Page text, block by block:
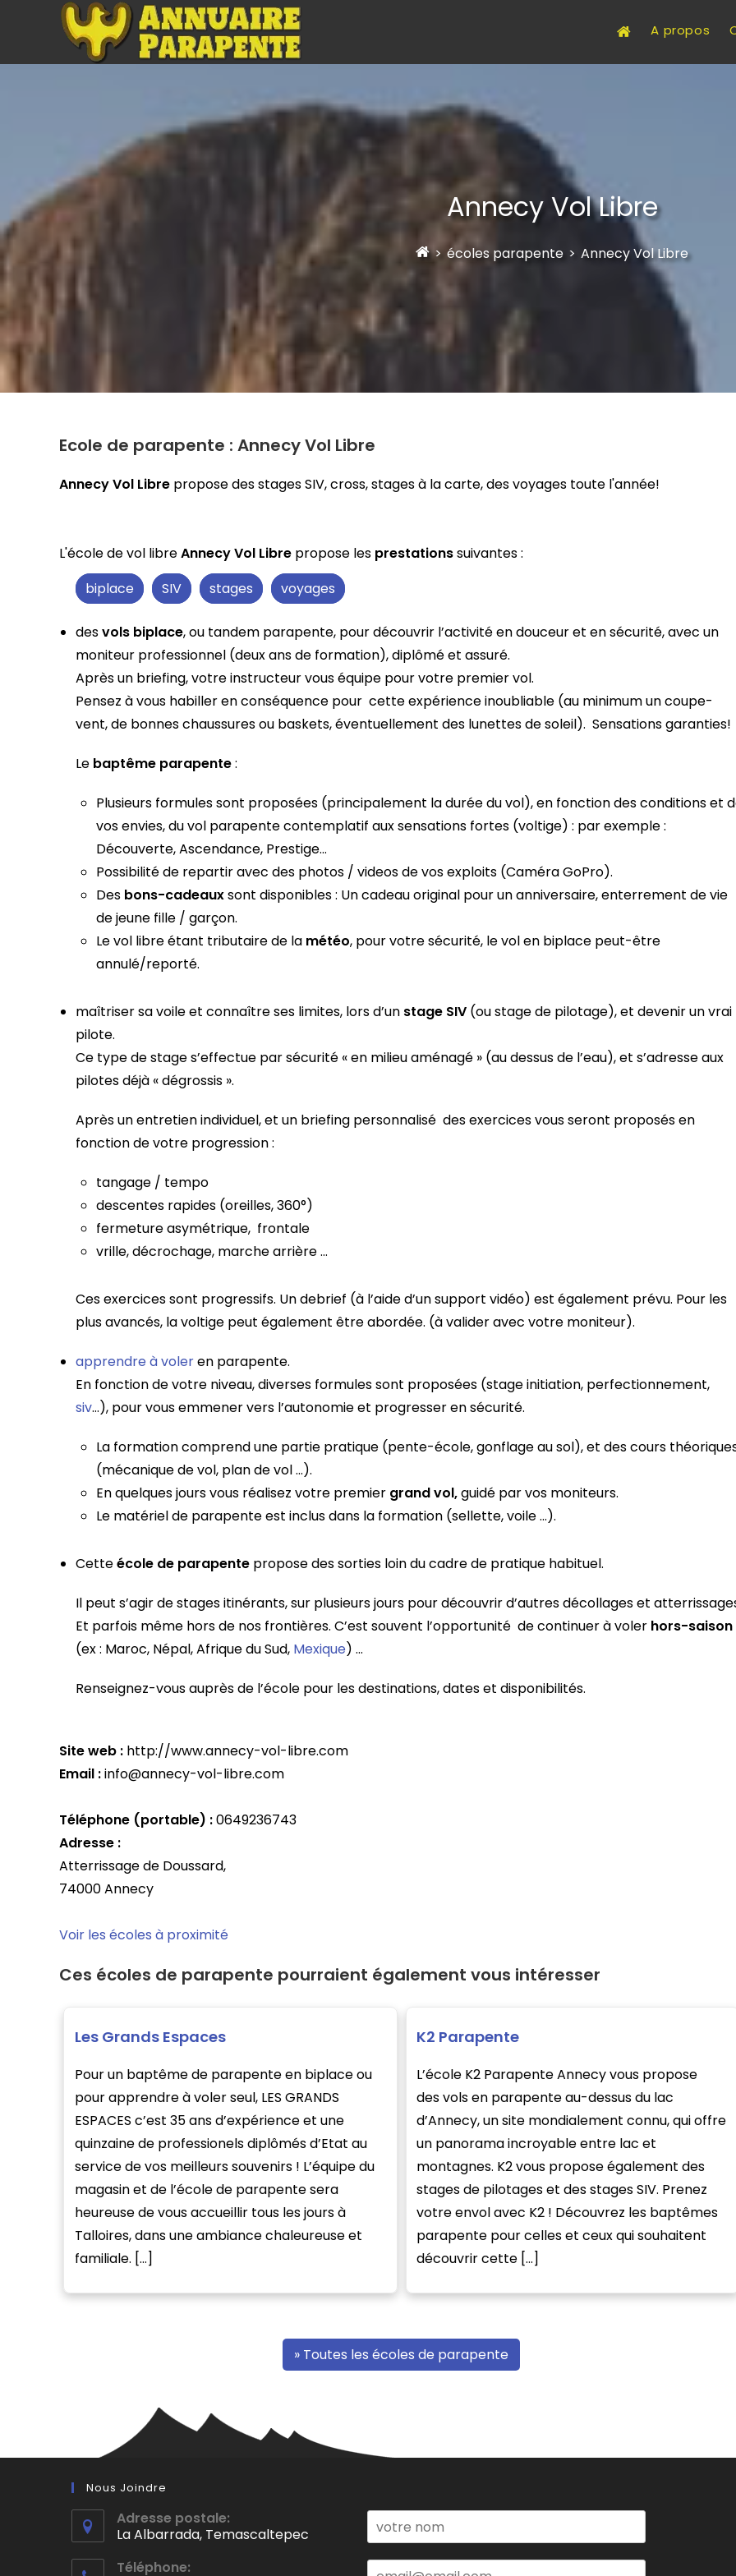
A propos
Annecy Vol Libre
> écoles parapente > Annecy Vol Libre
Ecole de parapente : Annecy Vol Libre
Annecy Vol Libre propose des stages SIV, cross, stages à la carte, des voyages toute l'année!
L'école de vol libreAnnecy Vol Libre propose les prestationssuivantes :
biplace
SIV stages voyages
desvols biplace, ou tandem parapente, pour découvrir l’activité en douceur et en sécurité, avec un
moniteur professionnel (deux ans de formation), diplômé et assuré.
Après un briefing, votre instructeur vous équipe pour votre premier vol.
Pensez à vous habiller en conséquence pour cette expérience inoubliable (au minimum un coupe-
vent, de bonnes chaussures ou baskets, éventuellement des lunettes de soleil). Sensations garanties!
Le baptême parapente:
Plusieurs formules sont proposées (principalement la durée du vol), en fonction des conditions et
vos envies, du vol parapente contemplatif aux sensations fortes (voltige) : par exemple :
Découverte, Ascendance, Prestige…
Possibilité de repartir avec des photos / videos de vos exploits (Caméra GoPro).
Des bons-cadeauxsont disponibles : Un cadeau original pour un anniversaire, enterrement de vie
de jeune fille / garçon.
Le vol libre étant tributaire de la météo, pour votre sécurité, le vol en biplace peut-être
annulé/reporté.
maîtriser sa voile et connaître ses limites, lors d’un stage SIV (ou stage de pilotage), et devenir un vrai
pilote.
Ce type de stage s’effectue par sécurité « en milieu aménagé » (au dessus de l’eau), et s’adresse aux
pilotes déjà « dégrossis ».
Après un entretien individuel, et un briefing personnalisé des exercices vous seront proposés en
fonction de votre progression :
tangage / tempo
descentes rapides (oreilles, 360°)
fermeture asymétrique, frontale
vrille, décrochage, marche arrière …
Ces exercices sont progressifs. Un debrief (à l’aide d’un support vidéo) est également prévu. Pour les
plus avancés, la voltige peut également être abordée. (à valider avec votre moniteur).
apprendre à voleren parapente.
En fonction de votre niveau, diverses formules sont proposées (stage initiation, perfectionnement,
siv…), pour vous emmener vers l’autonomie et progresser en sécurité.
La formation comprend une partie pratique (pente-école, gonflage au sol), et des cours
(mécanique de vol, plan de vol …).
En quelques jours vous réalisez votre premier grand vol,guidé par vos moniteurs.
Le matériel de parapente est inclus dans la formation (sellette, voile …).
Cetteécole de parapente propose des sorties loin du cadre de pratique habituel.
Il peut s’agir de stages itinérants, sur plusieurs jours pour découvrir d’autres décollages et
Et parfois même hors de nos frontières. C’est souvent l’opportunité de continuer à voler hors-saison
(ex : Maroc, Népal, Afrique du Sud, Mexique) …
Renseignez-vous auprès de l’école pour les destinations, dates et disponibilités.
Site web : http://www.annecy-vol-libre.com
Email :info@annecy-vol-libre.com
Téléphone (portable) :0649236743
Adresse :
Atterrissage de Doussard,
74000 Annecy
Voir les écoles à proximité
Ces écoles de parapente pourraient également vous intéresser
Les Grands Espaces
Pour un baptême de parapente en biplace ou
pour apprendre à voler seul, LES GRANDS
ESPACES c’est 35 ans d’expérience et une
quinzaine de professionels diplômés d’Etat au
service de vos meilleurs souvenirs ! L’équipe du
magasin et de l’école de parapente sera
heureuse de vous accueillir tous les jours à
Talloires, dans une ambiance chaleureuse et
familiale. […]
K2 Parapente
L’école K2 Parapente Annecy vous propose
des vols en parapente au-dessus du lac
d’Annecy, un site mondialement connu, qui offre
un panorama incroyable entre lac et
montagnes. K2 vous propose également des
stages de pilotages et des stages SIV. Prenez
votre envol avec K2 ! Découvrez les baptêmes
parapente pour celles et ceux qui souhaitent
découvrir cette […]
» Toutes les écoles de parapente
Nous Joindre
Adresse postale:
La Albarrada, Temascaltepec
dans
Téléphone:
N
*
E